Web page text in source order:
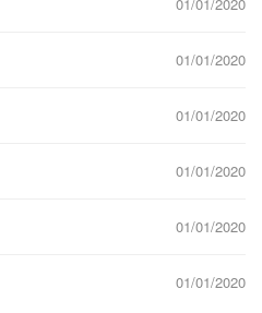
01/01/2020
01/01/2020
01/01/2020
01/01/2020
01/01/2020